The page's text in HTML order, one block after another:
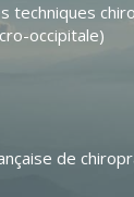
techniques
occipitale)
de